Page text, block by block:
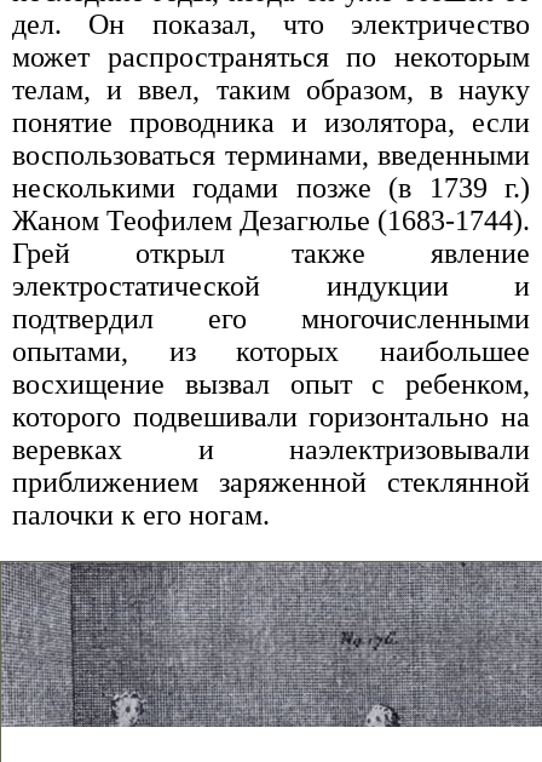
дел. Он показал, что электричество
может распространяться по некоторым
телам, и ввел, таким образом, в науку
понятие проводника и изолятора, если
воспользоваться терминами, введенными
несколькими годами позже (в 1739 г.)
Жаном Теофилем Дезагюлье (1683-1744).
Грей открыл также явление
электростатической индукции и
подтвердил его многочисленными
опытами, из которых наибольшее
восхищение вызвал опыт с ребенком,
которого подвешивали горизонтально на
веревках и наэлектризовывали
приближением заряженной стеклянной
палочки к его ногам.